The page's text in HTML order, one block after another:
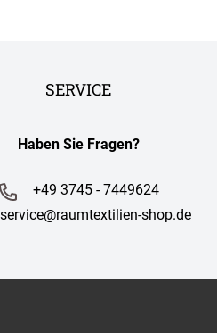
SERVICE
Haben Sie Fragen?
+49 3745 - 7449624
service@raumtextilien-shop.de